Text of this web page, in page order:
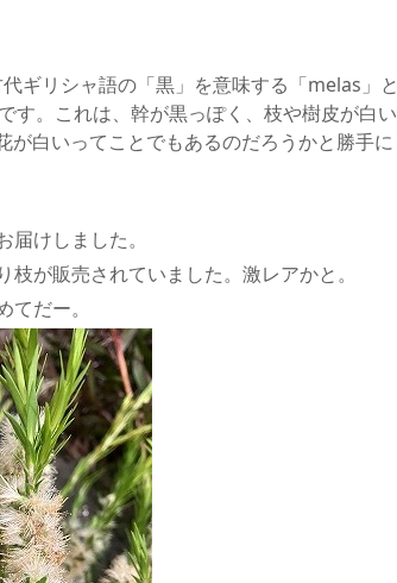
ギリシャ語の「黒」を意味する「melas」と
す。これは、幹が黒っぽく、枝や樹皮が白い
白いってことでもあるのだろうかと勝手に
けしました。
が販売されていました。激レアかと。
だー。